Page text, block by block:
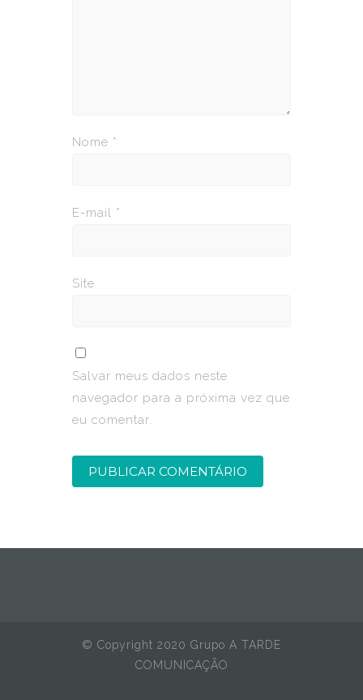
Nome *
E-mail *
Site
Salvar meus dados neste
navegador para a próxima vez que
eu comentar.
© Copyright 2020 Grupo A TARDE
COMUNICAÇÃO